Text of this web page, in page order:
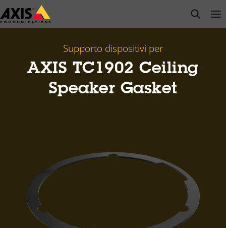
Salta
al
open
Supporto dispositivi per
AXIS TC1902 Ceiling
Speaker Gasket